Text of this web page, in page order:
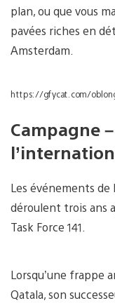
plan, ou que vous
pavées riches en
Amsterdam.
https://gfycat.com/
Campagne
Les événements de
déroulent trois ans
Task Force 141.
Lorsqu’une frappe
Qatala, son